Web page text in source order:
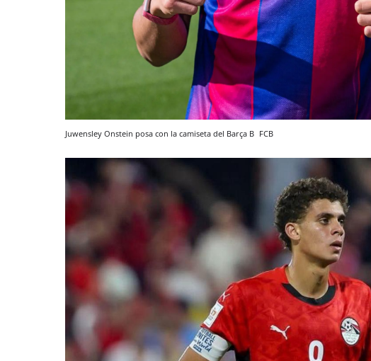
Juwensley Onstein posa con la camiseta del Barça B FCB